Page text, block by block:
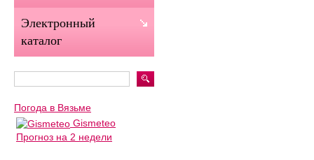
Электронный
каталог
Погода в Вязьме
Gismeteo
Прогноз на 2 недели